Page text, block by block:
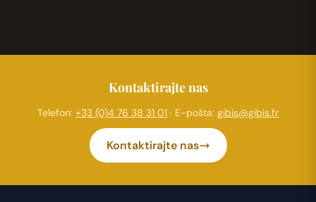
Kontaktirajte nas
Telefon: +33 (0)4 76 38 31 01 · E-pošta: gibis@gibis.fr
Kontaktirajte nas